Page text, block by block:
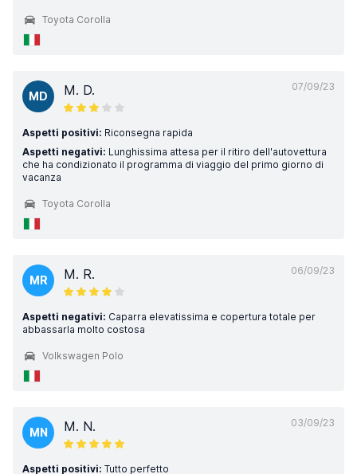
Toyota Corolla
07/09/23
MD M. D.
Aspetti positivi: Riconsegna rapida
Aspetti negativi: Lunghissima attesa per il ritiro dell'autovettura
che ha condizionato il programma di viaggio del primo giorno di
vacanza
Toyota Corolla
06/09/23
MR M. R.
Aspetti negativi: Caparra elevatissima e copertura totale per
abbassarla molto costosa
Volkswagen Polo
03/09/23
MN M. N.
Aspetti positivi: Tutto perfetto